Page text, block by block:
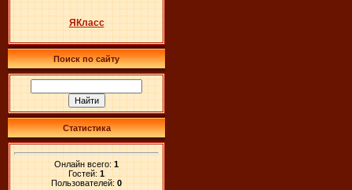
ЯКласс
Поиск по сайту
Статистика
Онлайн всего: 1
Гостей: 1
Пользователей: 0